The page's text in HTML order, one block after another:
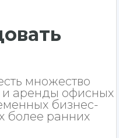
множество
и аренды офисных
бизнес-
более ранних